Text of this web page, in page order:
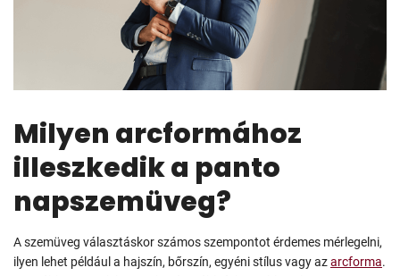
Milyen arcformához
illeszkedik a panto
napszemüveg?
A szemüveg választáskor számos szempontot érdemes mérlegelni,
ilyen lehet például a hajszín, bőrszín, egyéni stílus vagy azarcforma.